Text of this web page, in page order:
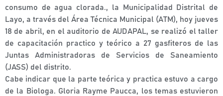
consumo de agua clorada., la Municipalidad Distrital de
Layo, a través del Área Técnica Municipal (ATM), hoy jueves
18 de abril, en el auditorio de AUDAPAL, se realizó el taller
de capacitación practico y teórico a 27 gasfiteros de las
Juntas Administradoras de Servicios de Saneamiento
(JASS) del distrito.
Cabe indicar que la parte teórica y practica estuvo a cargo
de la Biologa. Gloria Rayme Paucca, los temas estuvieron